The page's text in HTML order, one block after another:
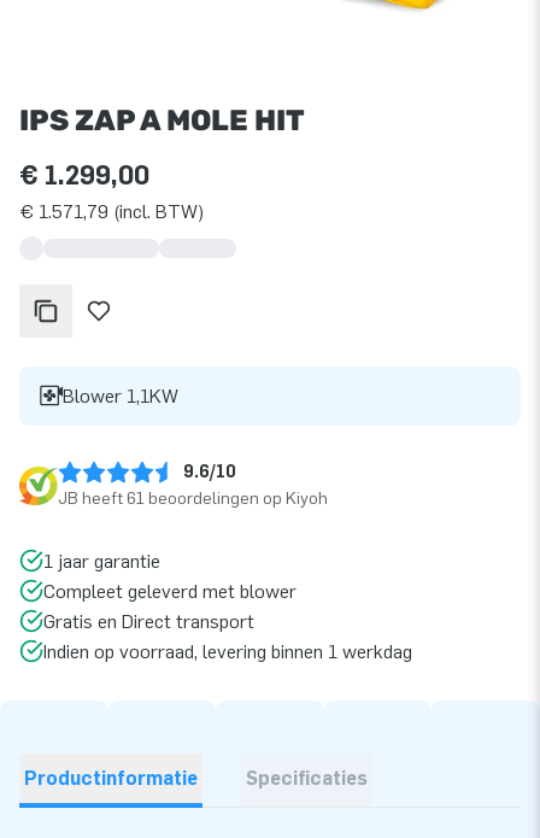
IPS ZAP A MOLE HIT
€ 1.299,00
€ 1.571,79 (incl. BTW)
Blower 1,1KW
9.6/10
JB heeft 61 beoordelingen op Kiyoh
1 jaar garantie
Compleet geleverd met blower
Gratis en Direct transport
Indien op voorraad, levering binnen 1 werkdag
Productinformatie Specificaties